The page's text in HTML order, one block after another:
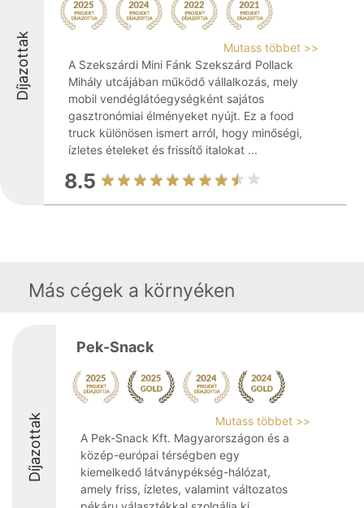
Díjazottak
Mutass többet >>
A Szekszárdi Mini Fánk Szekszárd Pollack
Mihály utcájában működő vállalkozás, mely
mobil vendéglátóegységként sajátos
gasztronómiai élményeket nyújt. Ez a food
truck különösen ismert arról, hogy minőségi,
ízletes ételeket és frissítő italokat ...
8.5
Más cégek a környéken
Díjazottak
Pek-Snack
Mutass többet >>
A Pek-Snack Kft. Magyarországon és a
közép-európai térségben egy
kiemelkedő látványpékség-hálózat,
amely friss, ízletes, valamint változatos